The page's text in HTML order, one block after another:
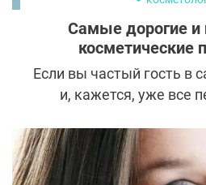
Самые дорогие
косметические
Если вы частый гость в
и, кажется, уже все
удивить. Перечень
пополняется
чудодейственными